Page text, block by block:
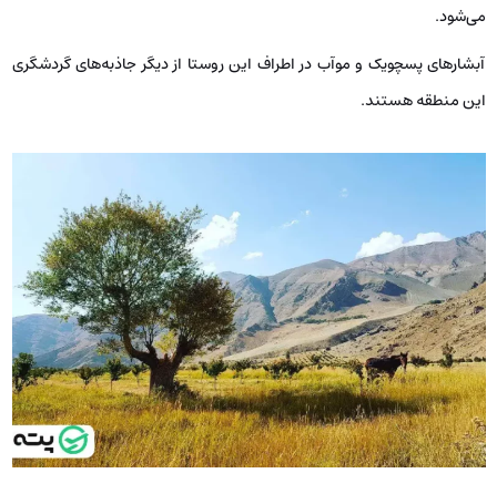
می‌شود.
آبشارهای پسچویک و موآب در اطراف این روستا از دیگر جاذبه‌های گردشگری
این منطقه هستند.